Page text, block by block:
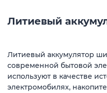
Литиевый
Литиевый аккумулятор
современной бытовой
используют в качестве
электромобилях,